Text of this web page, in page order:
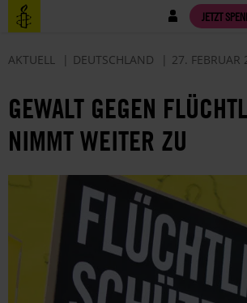
Direkt
zum
Benutzermenü JETZT
AKTUELL DEUTSCHLAND 27. FEBRUAR
GEWALT GEGEN
NIMMT WEITER ZU